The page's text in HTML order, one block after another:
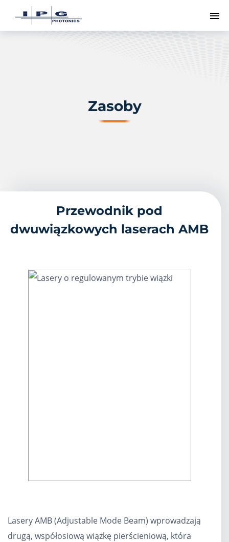
Zasoby
Przewodnik pod
dwuwiązkowych laserach AMB
Lasery AMB (Adjustable Mode Beam) wprowadzają
drugą, współosiową wiązkę pierścieniową, która